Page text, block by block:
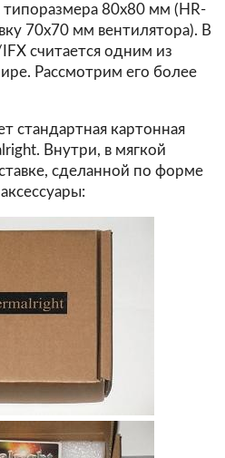
типоразмера 80х80 мм (HR-
70х70 мм вентилятора). В
считается одним из
Рассмотрим его более
стандартная картонная
Внутри, в мягкой
сделанной по форме